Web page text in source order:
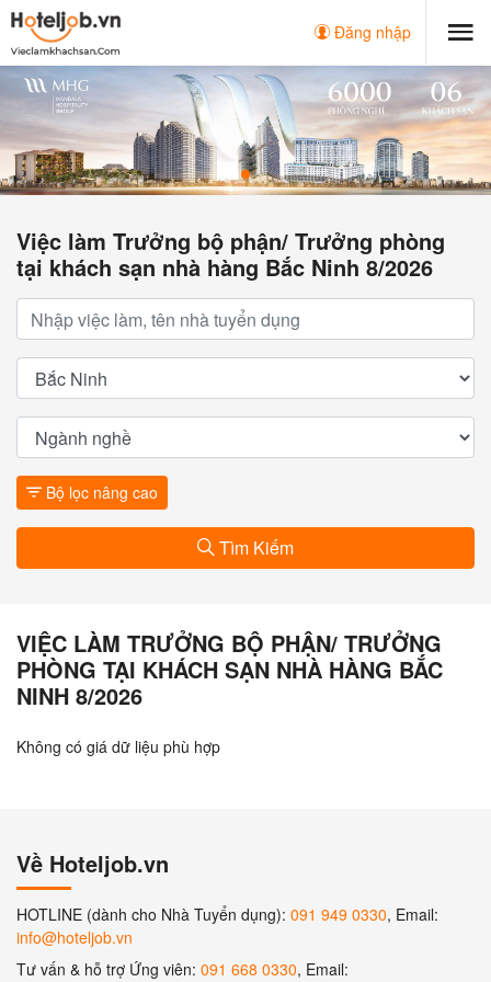
Đăng nhập
Việc làm Trưởng bộ phận/ Trưởng phòng
tại khách sạn nhà hàng Bắc Ninh 8/2026
Bộ lọc nâng cao
Tìm Kiếm
VIỆC LÀM TRƯỞNG BỘ PHẬN/ TRƯỞNG
PHÒNG TẠI KHÁCH SẠN NHÀ HÀNG BẮC
NINH 8/2026
Không có giá dữ liệu phù hợp
Về Hoteljob.vn
HOTLINE (dành cho Nhà Tuyển dụng): 091 949 0330, Email:
info@hoteljob.vn
Tư vấn & hỗ trợ Ứng viên: 091 668 0330, Email: